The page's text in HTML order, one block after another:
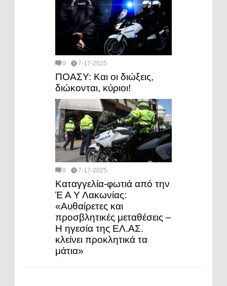
0 7-17-2025
ΠΟΑΣΥ: Και οι διώξεις,
διώκονται, κύριοι!
0 7-17-2025
Καταγγελία-φωτιά από την
Έ Α Υ Λακωνίας:
«Αυθαίρετες και
προσβλητικές μεταθέσεις –
Η ηγεσία της ΕΛ.ΑΣ.
κλείνει προκλητικά τα
μάτια»